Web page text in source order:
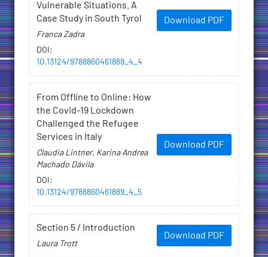
Vulnerable Situations. A
Case Study in South Tyrol
Franca Zadra
DOI :
10.13124/9788860461889_4_4
Download PDF
From Offline to Online: How
the Covid-19 Lockdown
Challenged the Refugee
Services in Italy
Claudia Lintner, Karina Andrea
Machado Dávila
DOI :
10.13124/9788860461889_4_5
Download PDF
Section 5 / Introduction
Laura Trott
Download PDF